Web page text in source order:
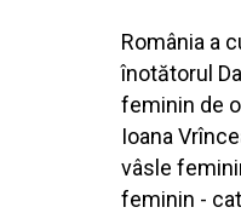
România a
înotătorul
feminin de
Ioana
vâsle
feminin -